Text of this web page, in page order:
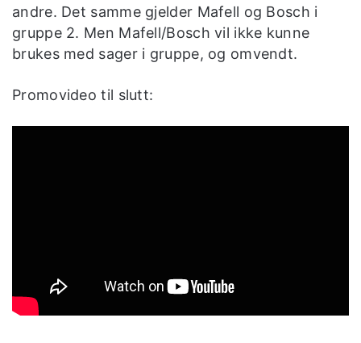
andre. Det samme gjelder Mafell og Bosch i
gruppe 2. Men Mafell/Bosch vil ikke kunne
brukes med sager i gruppe, og omvendt.
Promovideo til slutt: